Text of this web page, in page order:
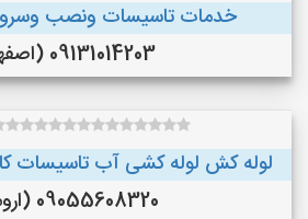
خدمات تاسیسات ونصب
09131014203 (اصفهان)
لوله کش لوله کشی آب تاسیسات
09055608320 (ارومیه)